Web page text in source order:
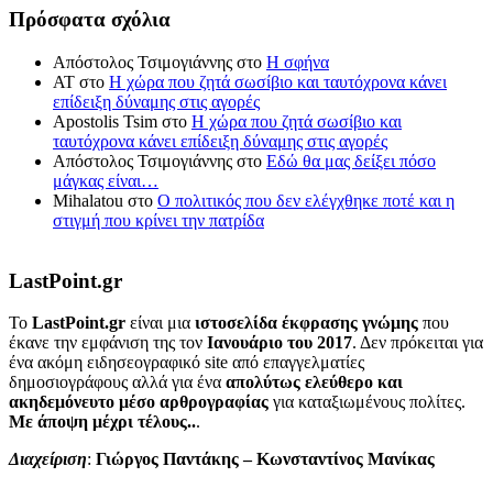
Πρόσφατα σχόλια
Απόστολος Τσιμογιάννης στο Η σφήνα
ΑΤ στο Η χώρα που ζητά σωσίβιο και ταυτόχρονα κάνει
επίδειξη δύναμης στις αγορές
Apostolis Tsim στο Η χώρα που ζητά σωσίβιο και
ταυτόχρονα κάνει επίδειξη δύναμης στις αγορές
Απόστολος Τσιμογιάννης στο Εδώ θα μας δείξει πόσο
μάγκας είναι…
Mihalatou στο Ο πολιτικός που δεν ελέγχθηκε ποτέ και η
στιγμή που κρίνει την πατρίδα
LastPoint.gr
To LastPoint.gr είναι μια ιστοσελίδα έκφρασης γνώμης που
έκανε την εμφάνιση της τον Ιανουάριο του 2017. Δεν πρόκειται για
ένα ακόμη ειδησεογραφικό site από επαγγελματίες
δημοσιογράφους αλλά για ένα απολύτως ελεύθερο και
ακηδεμόνευτο μέσο αρθρογραφίας για καταξιωμένους πολίτες.
Με άποψη μέχρι τέλους...
Διαχείριση: Γιώργος Παντάκης – Κωνσταντίνος Μανίκας